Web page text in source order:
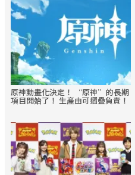
原神動畫化決定！ “原神”的長期
項目開始了！ 生產由可摺疊負責！